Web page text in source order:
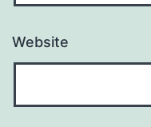
Website